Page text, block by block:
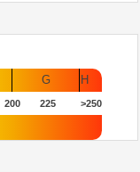
G H
200 225 >250